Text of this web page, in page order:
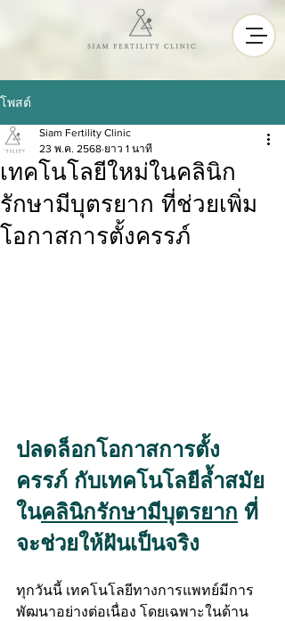
โพสต์
เทคโนโลยีใหม่ในคลินิก
รักษามีบุตรยาก ที่ช่วยเพิ่ม
โอกาสการตั้งครรภ์
Siam Fertility Clinic
23 พ.ค. 2568 ยาว 1 นาที
ปลดล็อกโอกาสการตั้ง
ครรภ์ กับเทคโนโลยีล้ำสมัย
ในคลินิกรักษามีบุตรยาก ที่
จะช่วยให้ฝันเป็นจริง
ทุกวันนี้ เทคโนโลยีทางการแพทย์มีการ
พัฒนาอย่างต่อเนื่อง โดยเฉพาะในด้าน